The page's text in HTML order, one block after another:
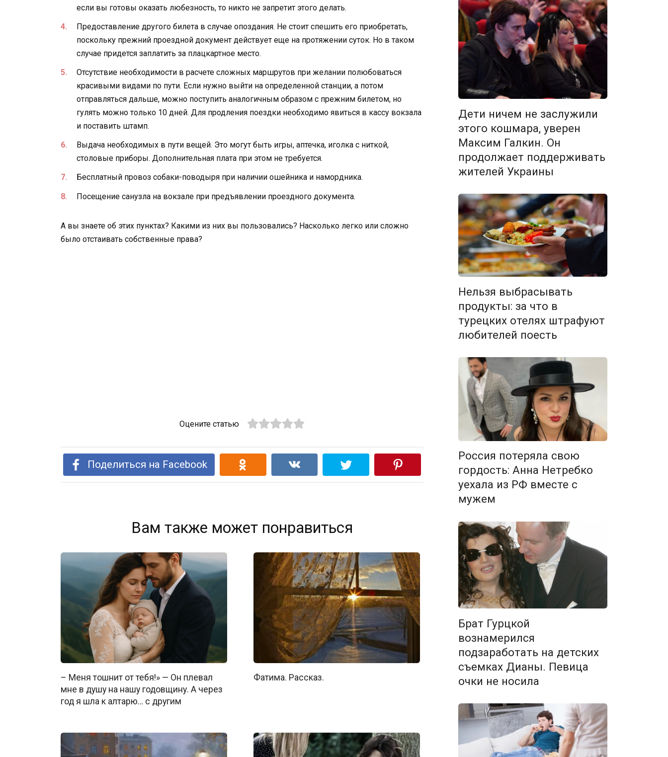
если вы готовы оказать любезность, то никто не запретит этого делать.
Предоставление другого билета в случае опоздания. Не стоит спешить его приобретать,
поскольку прежний проездной документ действует еще на протяжении суток. Но в таком
случае придется заплатить за плацкартное место.
Отсутствие необходимости в расчете сложных маршрутов при желании полюбоваться
красивыми видами по пути. Если нужно выйти на определенной станции, а потом
отправляться дальше, можно поступить аналогичным образом с прежним билетом, но
гулять можно только 10 дней. Для продления поездки необходимо явиться в кассу вокзала
и поставить штамп.
Выдача необходимых в пути вещей. Это могут быть игры, аптечка, иголка с ниткой,
столовые приборы. Дополнительная плата при этом не требуется.
Бесплатный провоз собаки-поводыря при наличии ошейника и намордника.
Посещение санузла на вокзале при предъявлении проездного документа.
А вы знаете об этих пунктах? Какими из них вы пользовались? Насколько легко или сложно
было отстаивать собственные права?
Оцените статью
Поделиться на Facebook
Вам также может понравиться
– Меня тошнит от тебя!» — Он плевал
мне в душу на нашу годовщину. А через
год я шла к алтарю… с другим
Фатима. Рассказ.
Дети ничем не заслужили
этого кошмара, уверен
Максим Галкин. Он
продолжает поддерживать
жителей Украины
Нельзя выбрасывать
продукты: за что в
турецких отелях штрафуют
любителей поесть
Россия потеряла свою
гордость: Анна Нетребко
уехала из РФ вместе с
мужем
Брат Гурцкой
вознамерился
подзаработать на детских
съемках Дианы. Певица
очки не носила